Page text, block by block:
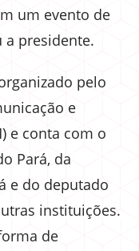
um evento de
a presidente.
pelo
e
e conta com o
Pará, da
e do deputado
instituições.
de